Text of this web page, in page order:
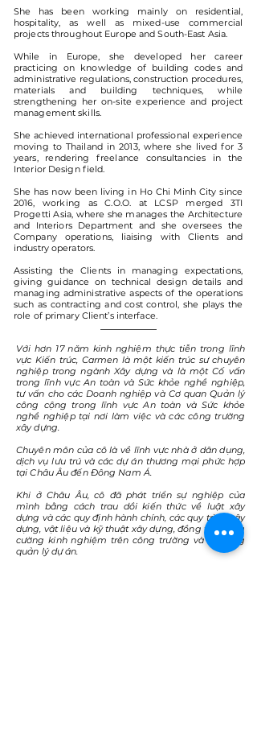
She has been working mainly on residential,
hospitality, as well as mixed-use commercial
projects throughout Europe and South-East Asia.
While in Europe, she developed her career
practicing on knowledge of building codes and
administrative regulations, construction procedures,
materials and building techniques, while
strengthening her on-site experience and project
management skills.
She achieved international professional experience
moving to Thailand in 2013, where she lived for 3
years, rendering freelance consultancies in the
Interior Design field.
She has now been living in Ho Chi Minh City since
2016, working as C.O.O. at LCSP merged 3TI
Progetti Asia, where she manages the Architecture
and Interiors Department and she oversees the
Company operations, liaising with Clients and
industry operators.
Assisting the Clients in managing expectations,
giving guidance on technical design details and
managing administrative aspects of the operations
such as contracting and cost control, she plays the
role of primary Client’s interface.
Với hơn 17 năm kinh nghiệm thực tiễn trong lĩnh
vực Kiến trúc, Carmen là một kiến trúc sư chuyên
nghiệp trong ngành Xây dựng và là một Cố vấn
trong lĩnh vực An toàn và Sức khỏe nghề nghiệp,
tư vấn cho các Doanh nghiệp và Cơ quan Quản lý
công cộng trong lĩnh vực An toàn và Sức khỏe
nghề nghiệp tại nơi làm việc và các công trường
xây dựng.
Chuyên môn của cô là về lĩnh vực nhà ở dân dụng,
dịch vụ lưu trú và các dự án thương mại phức hợp
tại Châu Âu đến Đông Nam Á.
Khi ở Châu Âu, cô đã phát triển sự nghiệp của
mình bằng cách trau dồi kiến thức về luật xây
dựng và các quy định hành chính, các quy trình xây
dựng, vật liệu và kỹ thuật xây dựng, đồng thời tăng
cường kinh nghiệm trên công trường và kỹ năng
quản lý dự án.